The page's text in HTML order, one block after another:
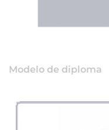
Modelo de diploma